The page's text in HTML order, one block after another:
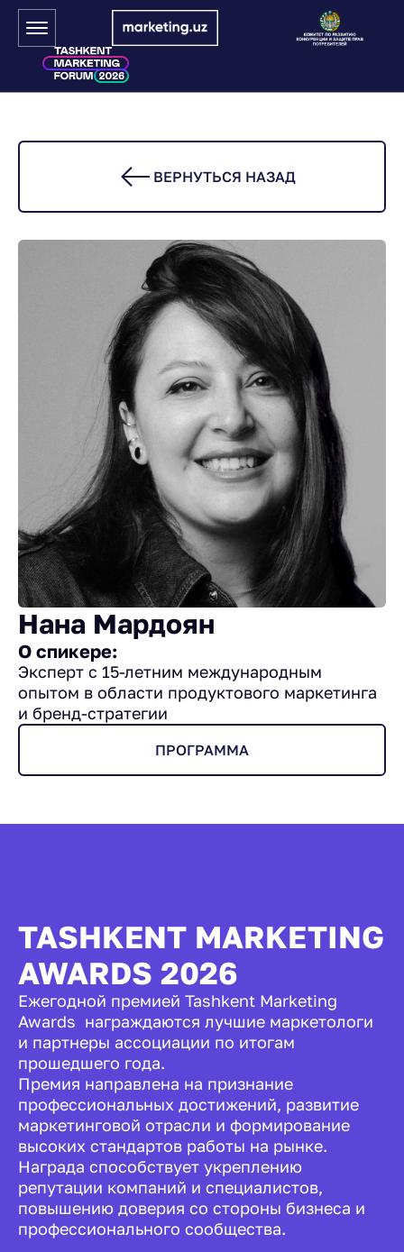
ВЕРНУТЬСЯ НАЗАД
Нана Мардоян
О спикере:
Эксперт с 15-летним международным
опытом в области продуктового маркетинга
и бренд-стратегии
ПРОГРАММА
TASHKENT MARKETING
AWARDS 2026
Ежегодной премией Tashkent Marketing
Awards награждаются лучшие маркетологи
и партнеры ассоциации по итогам
прошедшего года.
Премия направлена на признание
профессиональных достижений, развитие
маркетинговой отрасли и формирование
высоких стандартов работы на рынке.
Награда способствует укреплению
репутации компаний и специалистов,
повышению доверия со стороны бизнеса и
профессионального сообщества.